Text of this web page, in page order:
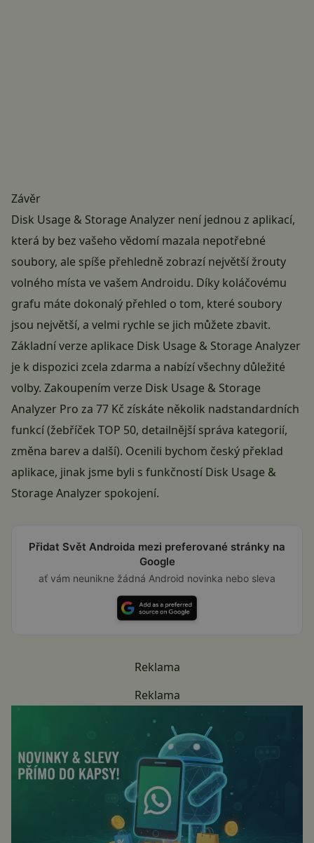
Závěr
Disk Usage & Storage Analyzer není jednou z aplikací,
která by bez vašeho vědomí mazala nepotřebné
soubory, ale spíše přehledně zobrazí největší žrouty
volného místa ve vašem Androidu. Díky koláčovému
grafu máte dokonalý přehled o tom, které soubory
jsou největší, a velmi rychle se jich můžete zbavit.
Základní verze aplikace Disk Usage & Storage Analyzer
je k dispozici zcela zdarma a nabízí všechny důležité
volby. Zakoupením verze Disk Usage & Storage
Analyzer Pro za 77 Kč získáte několik nadstandardních
funkcí (žebříček TOP 50, detailnější správa kategorií,
změna barev a další). Ocenili bychom český překlad
aplikace, jinak jsme byli s funkčností Disk Usage &
Storage Analyzer spokojení.
Přidat Svět Androida mezi preferované stránky na
Google
ať vám neunikne žádná Android novinka nebo sleva
Reklama
Reklama